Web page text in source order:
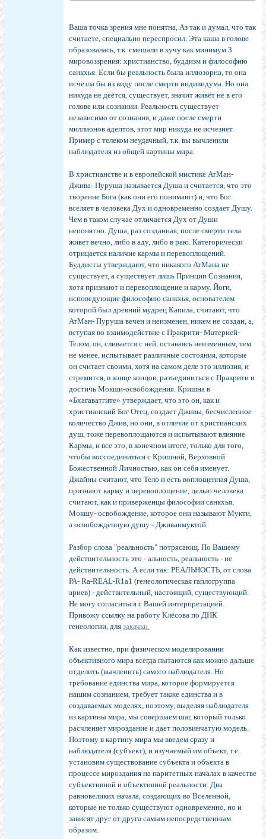
Ваша точка зрения мне понятна, Аз так и думал, что так
считаете, специально переспросил. Эта каша в голове
образовалась, т.к. смешали в кучу как минимум 3
мировоззрения: христианство, буддизм и философию
санкхья. Если бы реальность была иллюзорна, то она
исчезла бы из виду после смерти индивидума. Но она
никуда не деётся, существует, значит живёт не в его
голове или сознании. Реальность существует
независимо от сознания, и даже после смерти
миллионов адептов, этот мир никуда не исчезнет.
Пример с телеком неудачный, т.к. вы вычленили
наблюдателя из общей картины мира.
В христианстве и в европейской мистике АтМан-
Джива- Пуруша называется Душа и считается, что это
творение Бога (как они его понимают) и, что Бог
вселяет в человека Дух и одновременно создает Душу.
Чем в таком случае отличается Дух от Души
непонятно. Душа, раз созданная, после смерти тела
живет вечно, либо в аду, либо в раю. Категорически
отрицается наличие кармы и перевоплощений.
Буддисты утверждают, что никакого АтМана не
существует, а существует лишь Принцип Сознания,
хотя признают и перевоплощение и карму. Йоги,
исповедующие философию санкхья, основателем
которой был древний мудрец Капила, считают, что
АтМан- Пуруша вечен и неизменен, никем не создан, а,
вступая во взаимодействие с Пракрити- Материей-
Телом, он, сливается с ней, оставаясь неизменным, тем
не менее, испытывает различные состояния, которые
он считает своими, хотя на самом деле это иллюзия, и
стремится, в конце концов, разъединиться с Пракрити и
достичь Мокши-освобождения. Кришна в
«Бхагаватгите» утверждает, что это он, как и
христианский Бог Отец, создает Дживы, бесчисленное
количество Джив, но они, в отличие от христианских
душ, тоже перевоплощаются и испытывают влияние
Кармы, и все это, в конечном итоге, только для того,
чтобы воссоединиться с Кришной, Верховной
Божественной Личностью, как он себя именует.
Джайны считают, что Тело и есть воплощенная Душа,
признают карму и перевоплощение, целью человека
считают, как и приверженцы философии санкхья,
Мокшу- освобождение, которое они называют Мукти,
а освобожденную душу - Дживанмуктой.
Разбор слова "реальность" потрясающ. По Вашему
действительность это - альность, реальность - не
действительность. А если так: РЕАЛЬНОСТЬ, от слова
РА- Ra-REAL-R1a1 (генеологическая гаплогруппа
ариев) - действительный, настоящий, существующий.
Не могу согласиться с Вашей интерпретацией.
Привожу ссылку на работу Клёсова по ДНК
генеологии, для закачки.
Как известно, при физическом моделировании
объективного мира всегда пытаются как можно дальше
отделить (вычленить) самого наблюдателя. Но
требование единства мира, которое формируется
нашим сознанием, требует также единства и в
создаваемых моделях, поэтому, выделяя наблюдателя
из картины мира, мы совершаем шаг, который только
расчленяет мироздание и дает половинчатую модель.
Поэтому в картину мира мы введем сразу и
наблюдателя (субъект), и изучаемый им объект, т.е.
установим существование субъекта и объекта в
процессе мироздания на паритетных началах в качестве
субъективной и объективной реальности. Два
равновеликих начала, создающих во Вселенной,
которые не только существуют одновременно, но и
зависят друг от друга самым непосредственным
образом.